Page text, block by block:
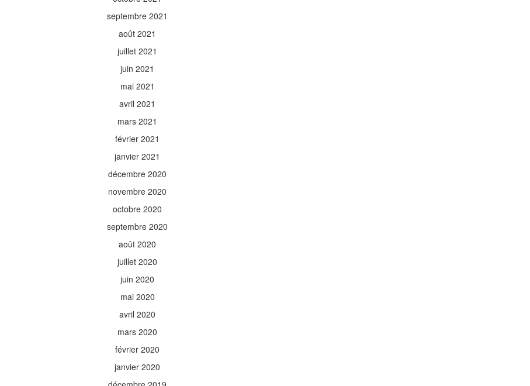
septembre 2021
août 2021
juillet 2021
juin 2021
mai 2021
avril 2021
mars 2021
février 2021
janvier 2021
décembre 2020
novembre 2020
octobre 2020
septembre 2020
août 2020
juillet 2020
juin 2020
mai 2020
avril 2020
mars 2020
février 2020
janvier 2020